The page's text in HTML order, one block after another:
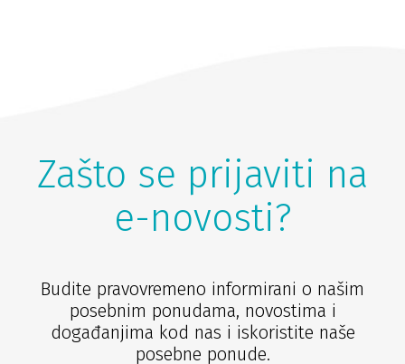
Zašto se prijaviti na
e-novosti?
Budite pravovremeno informirani o našim
posebnim ponudama, novostima i
događanjima kod nas i iskoristite naše
posebne ponude.